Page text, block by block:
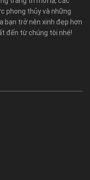
phong thủy và những
bạn trở nên xinh đẹp hơn
đến từ chúng tôi nhé!